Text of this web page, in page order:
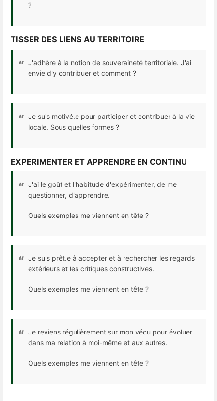
?
TISSER DES LIENS AU TERRITOIRE
J'adhère à la notion de souveraineté territoriale. J'ai
envie d'y contribuer et comment ?
Je suis motivé.e pour participer et contribuer à la vie
locale. Sous quelles formes ?
EXPERIMENTER ET APPRENDRE EN CONTINU
J'ai le goût et l'habitude d'expérimenter, de me
questionner, d'apprendre.
Quels exemples me viennent en tête ?
Je suis prêt.e à accepter et à rechercher les regards
extérieurs et les critiques constructives.
Quels exemples me viennent en tête ?
Je reviens régulièrement sur mon vécu pour évoluer
dans ma relation à moi-même et aux autres.
Quels exemples me viennent en tête ?